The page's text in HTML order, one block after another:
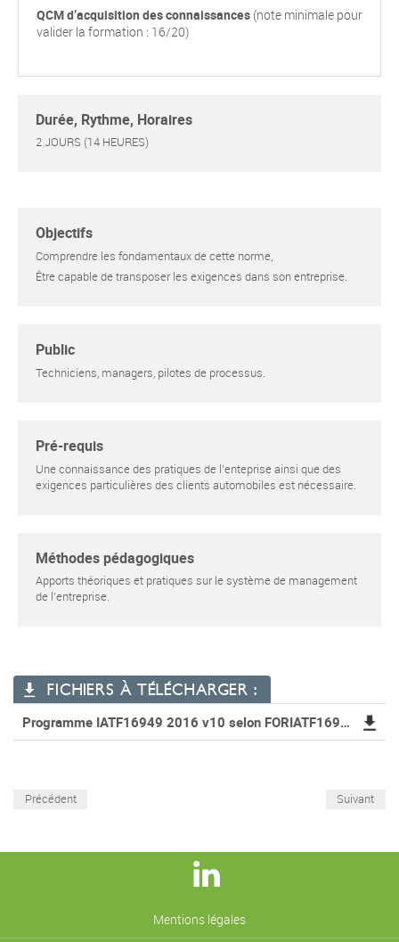
QCM d’acquisition des connaissances (note minimale pour
valider la formation : 16/20)
Durée, Rythme, Horaires
2 JOURS (14 HEURES)
Objectifs
Comprendre les fondamentaux de cette norme,
Être capable de transposer les exigences dans son entreprise.
Public
Techniciens, managers, pilotes de processus.
Pré-requis
Une connaissance des pratiques de l'enteprise ainsi que des
exigences particulières des clients automobiles est nécessaire.
Méthodes pédagogiques
Apports théoriques et pratiques sur le système de management
de l'entreprise.
FICHIERS À TÉLÉCHARGER :
Programme IATF16949 2016 v10 selon FORIATF169492016V1.2 14H
Précédent Suivant
Mentions légales